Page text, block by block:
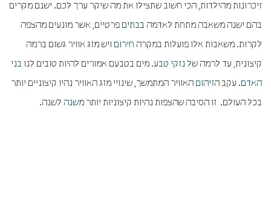
זיכרונות מהילדות, הכי חשוב שתצילו את מה שיקר ערך לכם. ישנם מקרים
בהם ישנה משאבה מתחת לאדמה בבתים פרטיים, אשר מונעים מהצפה
לקרות. משאבות אלו פועלות במקרה חירום ויש מזג אוויר גשום ברמה
קיצונית, עד לרמה של נזקי טבע. מים בטבעם אמורים להיות טובים לנו בני
האדם. עקב הזיהום האוויר המתמשך, שינויי מזג האוויר נהיו קיצוניים יותר
בכל העולם. זו הסיבה שהצפות נהיות קיצוניות יותר משנה לשנה.